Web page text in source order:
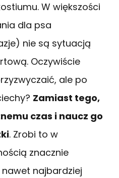
W większości
dla psa
nie są sytuacją
Oczywiście
ale po
Zamiast tego,
czas i naucz go
. Zrobi to w
znacznie
nawet najbardziej